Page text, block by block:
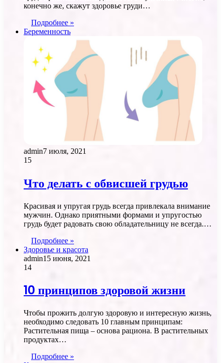
конечно же, скажут здоровье груди…
Подробнее »
Беременность
admin7 июля, 2021
15
Что делать с обвисшей грудью
Красивая и упругая грудь всегда привлекала внимание
мужчин. Однако приятными формами и упругостью
грудь будет радовать свою обладательницу не всегда.…
Подробнее »
Здоровье и красота
admin15 июня, 2021
14
10 принципов здоровой жизни
Чтобы прожить долгую здоровую и интересную жизнь,
необходимо следовать 10 главным принципам:
Растительная пища – основа рациона. В растительных
продуктах…
Подробнее »